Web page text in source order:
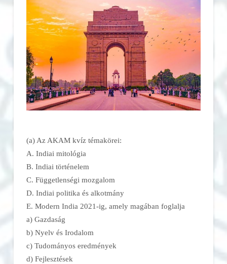
(a) Az AKAM kvíz témakörei:
A. Indiai mitológia
B. Indiai történelem
C. Függetlenségi mozgalom
D. Indiai politika és alkotmány
E. Modern India 2021-ig, amely magában foglalja
a) Gazdaság
b) Nyelv és Irodalom
c) Tudományos eredmények
d) Fejlesztések